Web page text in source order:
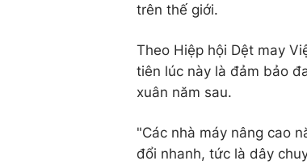
trên thế giới.
Theo Hiệp hội Dệt may
tiên lúc này là đảm bảo
xuân năm sau.
"Các nhà máy nâng cao
đổi nhanh, tức là dây